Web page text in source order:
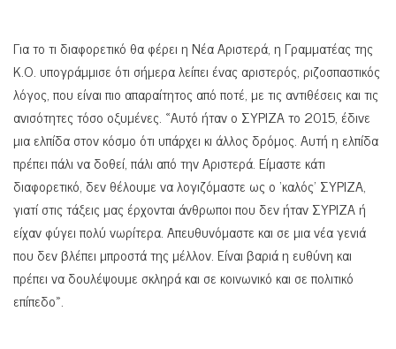
Για το τι διαφορετικό θα φέρει η Νέα Αριστερά, η Γραμματέας της
Κ.Ο. υπογράμμισε ότι σήμερα λείπει ένας αριστερός, ριζοσπαστικός
λόγος, που είναι πιο απαραίτητος από ποτέ, με τις αντιθέσεις και τις
ανισότητες τόσο οξυμένες. «Αυτό ήταν ο ΣΥΡΙΖΑ το 2015, έδινε
μια ελπίδα στον κόσμο ότι υπάρχει κι άλλος δρόμος. Αυτή η ελπίδα
πρέπει πάλι να δοθεί, πάλι από την Αριστερά. Είμαστε κάτι
διαφορετικό, δεν θέλουμε να λογιζόμαστε ως ο ‘καλός’ ΣΥΡΙΖΑ,
γιατί στις τάξεις μας έρχονται άνθρωποι που δεν ήταν ΣΥΡΙΖΑ ή
είχαν φύγει πολύ νωρίτερα. Απευθυνόμαστε και σε μια νέα γενιά
που δεν βλέπει μπροστά της μέλλον. Είναι βαριά η ευθύνη και
πρέπει να δουλέψουμε σκληρά και σε κοινωνικό και σε πολιτικό
επίπεδο».